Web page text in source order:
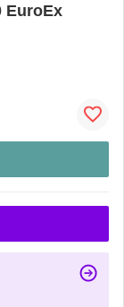
EuroEx